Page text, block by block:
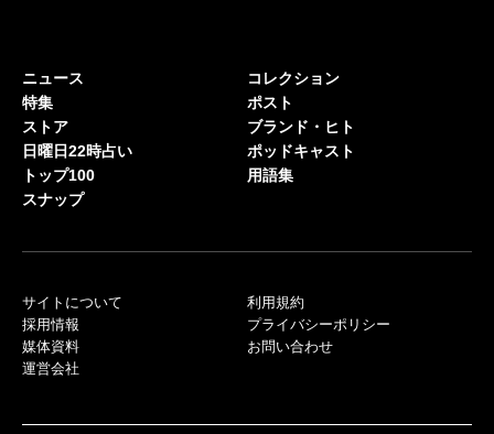
ニュース
特集
ストア
日曜日22時占い
トップ100
スナップ
コレクション
ポスト
ブランド・ヒト
ポッドキャスト
用語集
サイトについて
採用情報
媒体資料
運営会社
利用規約
プライバシーポリシー
お問い合わせ